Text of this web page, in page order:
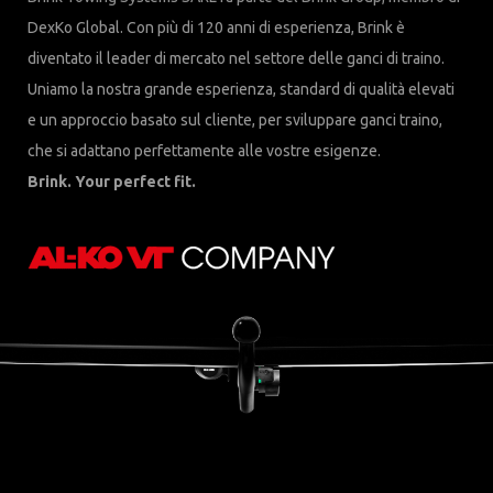
DexKo Global. Con più di 120 anni di esperienza, Brink è
diventato il leader di mercato nel settore delle ganci di traino.
Uniamo la nostra grande esperienza, standard di qualità elevati
e un approccio basato sul cliente, per sviluppare ganci traino,
che si adattano perfettamente alle vostre esigenze.
Brink. Your perfect fit.